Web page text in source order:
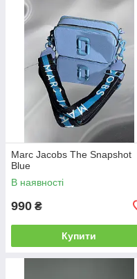
Marc Jacobs The Snapshot
Blue
В наявності
990 ₴
Купити